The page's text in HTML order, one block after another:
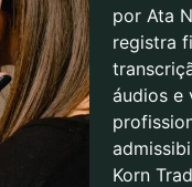
por Ata
registra
áudios e
Korn